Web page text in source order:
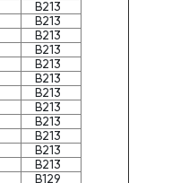
B213
B213
B213
B213
B213
B213
B213
B213
B213
B213
B213
B213
B129